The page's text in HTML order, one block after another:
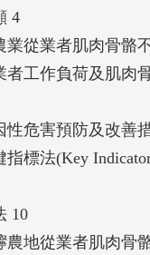
4
業從業者肌肉骨骼
者工作負荷及肌肉
性危害預防及改善
標法(Key
10
農地從業者肌肉骨